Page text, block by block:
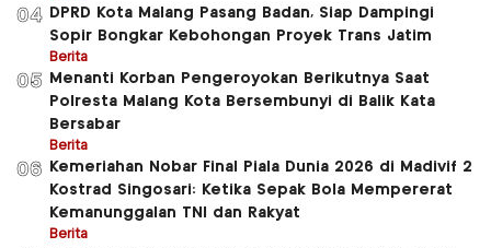
04
DPRD Kota Malang Pasang Badan, Siap Dampingi
Sopir Bongkar Kebohongan Proyek Trans Jatim
Berita
05
Menanti Korban Pengeroyokan Berikutnya Saat
Polresta Malang Kota Bersembunyi di Balik Kata
Bersabar
Berita
06
Kemeriahan Nobar Final Piala Dunia 2026 di Madivif 2
Kostrad Singosari: Ketika Sepak Bola Mempererat
Kemanunggalan TNI dan Rakyat
Berita